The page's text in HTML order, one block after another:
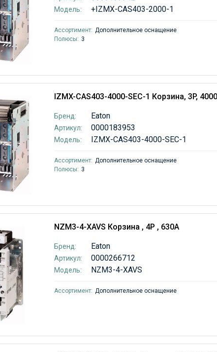
Модель: +IZMX-CAS403-2000-1
Ассортимент: Дополнительное оснащение
Полюсы: 3
IZMX-CAS403-4000-SEC-1 Корзина, 3P,
Бренд: Eaton
Артикул: 0000183953
Модель: IZMX-CAS403-4000-SEC-1
Ассортимент: Дополнительное оснащение
Полюсы: 3
NZM3-4-XAVS Корзина , 4P , 630A
Бренд: Eaton
Артикул: 0000266712
Модель: NZM3-4-XAVS
Ассортимент: Дополнительное оснащение